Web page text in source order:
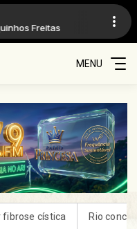
Freitas
MENU
Rio concentra quase